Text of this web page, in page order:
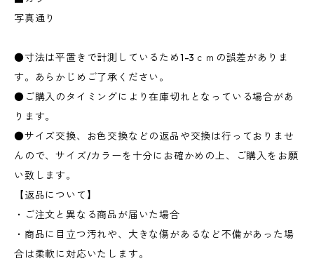
写真通り
●寸法は平置きで計測しているため1-3ｃｍの誤差がありま
す。あらかじめご了承ください。
●ご購入のタイミングにより在庫切れとなっている場合があ
ります。
●サイズ交換、お色交換などの返品や交換は行っておりませ
んので、サイズ/カラーを十分にお確かめの上、ご購入をお願
い致します。
【返品について】
・ご注文と異なる商品が届いた場合
・商品に目立つ汚れや、大きな傷があるなど不備があった場
合は柔軟に対応いたします。